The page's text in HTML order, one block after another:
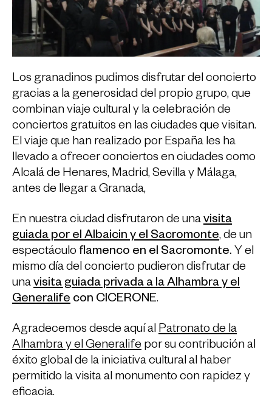
Los granadinos pudimos disfrutar del concierto
gracias a la generosidad del propio grupo, que
combinan viaje cultural y la celebración de
conciertos gratuitos en las ciudades que visitan.
El viaje que han realizado por España les ha
llevado a ofrecer conciertos en ciudades como
Alcalá de Henares, Madrid, Sevilla y Málaga,
antes de llegar a Granada,
En nuestra ciudad disfrutaron de unavisita
guiada por el Albaicin y el Sacromonte, de un
espectáculo flamenco en el Sacromonte. Y el
mismo día del concierto pudieron disfrutar de
unavisita guiada privada a la Alhambra y el
Generalife con CICERONE.
Agradecemos desde aquí alPatronato de la
Alhambra y el Generalife por su contribución al
éxito global de la iniciativa cultural al haber
permitido la visita al monumento con rapidez y
eficacia.